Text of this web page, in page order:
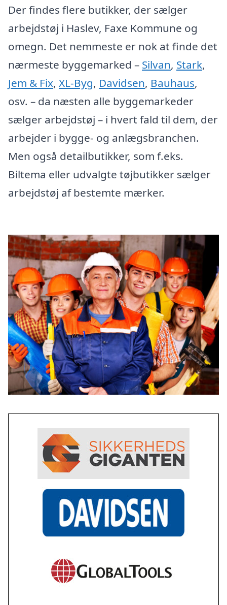
Der findes flere butikker, der sælger
arbejdstøj i Haslev, Faxe Kommune og
omegn. Det nemmeste er nok at finde det
nærmeste byggemarked – Silvan, Stark,
Jem & Fix, XL-Byg, Davidsen, Bauhaus,
osv. – da næsten alle byggemarkeder
sælger arbejdstøj – i hvert fald til dem, der
arbejder i bygge- og anlægsbranchen.
Men også detailbutikker, som f.eks.
Biltema eller udvalgte tøjbutikker sælger
arbejdstøj af bestemte mærker.